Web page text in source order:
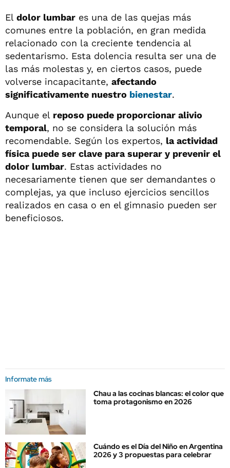
El dolor lumbar es una de las quejas más
comunes entre la población, en gran medida
relacionado con la creciente tendencia al
sedentarismo. Esta dolencia resulta ser una de
las más molestas y, en ciertos casos, puede
volverse incapacitante, afectando
significativamente nuestro bienestar.
Aunque el reposo puede proporcionar alivio
temporal, no se considera la solución más
recomendable. Según los expertos, la actividad
física puede ser clave para superar y prevenir el
dolor lumbar. Estas actividades no
necesariamente tienen que ser demandantes o
complejas, ya que incluso ejercicios sencillos
realizados en casa o en el gimnasio pueden ser
beneficiosos.
Informate más
Chau a las cocinas blancas: el color que
toma protagonismo en 2026
Cuándo es el Día del Niño en Argentina
2026 y 3 propuestas para celebrar